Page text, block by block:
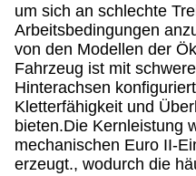
um sich an schlechte
Arbeitsbedingungen
von den Modellen der
Fahrzeug ist mit
Hinterachsen
Kletterfähigkeit und
bieten.Die Kernleistung
mechanischen Euro II-
erzeugt., wodurch die